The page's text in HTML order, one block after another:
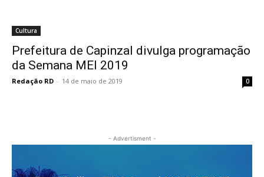
Cultura
Prefeitura de Capinzal divulga programação
da Semana MEI 2019
Redação RD - 14 de maio de 2019 0
- Advertisment -